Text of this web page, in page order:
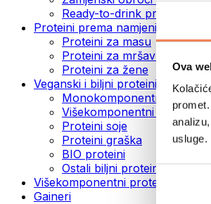
Ova
usluge.
Ready-to-drink proteinski
Proteini prema namjeni
Proteini za masu
Proteini za mršavljenje
Proteini za žene
Veganski i biljni proteini
Monokomponentni
Višekomponentni veganski
Proteini soje
Proteini graška
BIO proteini
Ostali biljni proteini
Višekomponentni protein
Gaineri